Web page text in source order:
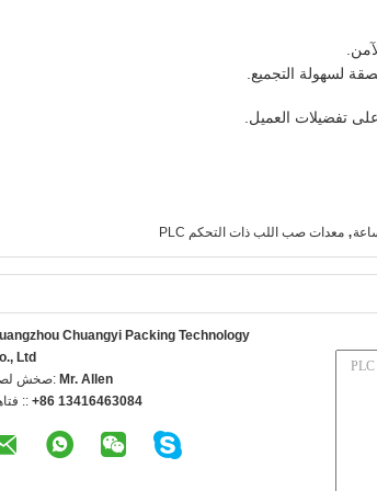
لسهولة التجميع.
تفضيلات العميل.
, معدات صب اللب ذات التحكم PLC
Chuangyi Packing Technology
Ltd
اتصل Mr. Allen
+86 13416463084